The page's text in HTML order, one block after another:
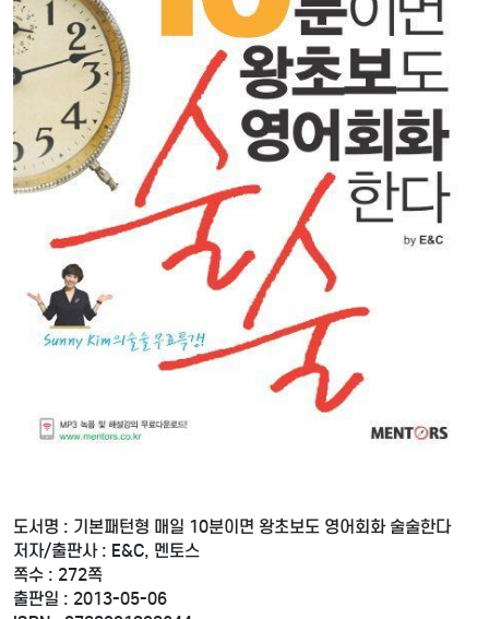
도서명 : 기본패턴형 매일 10분이면 왕초보도 영어회화 술술한다
저자/출판사 : E&C, 멘토스
쪽수 : 272쪽
출판일 : 2013-05-06